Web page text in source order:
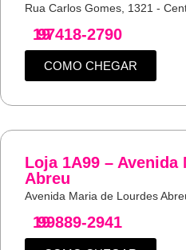
Rua Carlos Gomes, 1321 -
19
97418-2790
COMO CHEGAR
Loja 1A99 –
Abreu
Avenida Maria de Lourdes
19
99889-2941